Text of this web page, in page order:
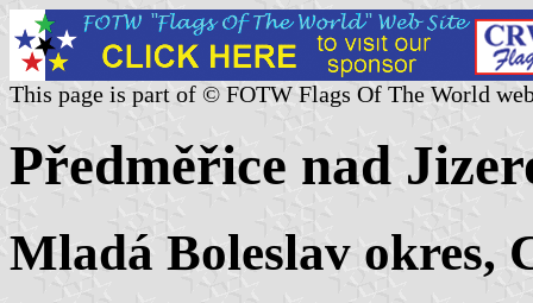
This page is part of © FOTW Flags Of The World
Předměřice nad
Mladá Boleslav okres,